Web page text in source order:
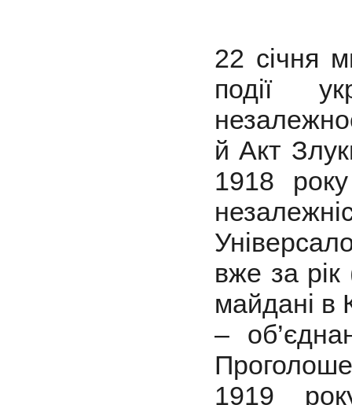
22 січня
події
й Акт
1918
вже за
майдані в
–
1919